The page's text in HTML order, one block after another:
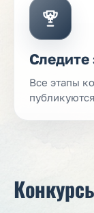
Следите
Все этапы